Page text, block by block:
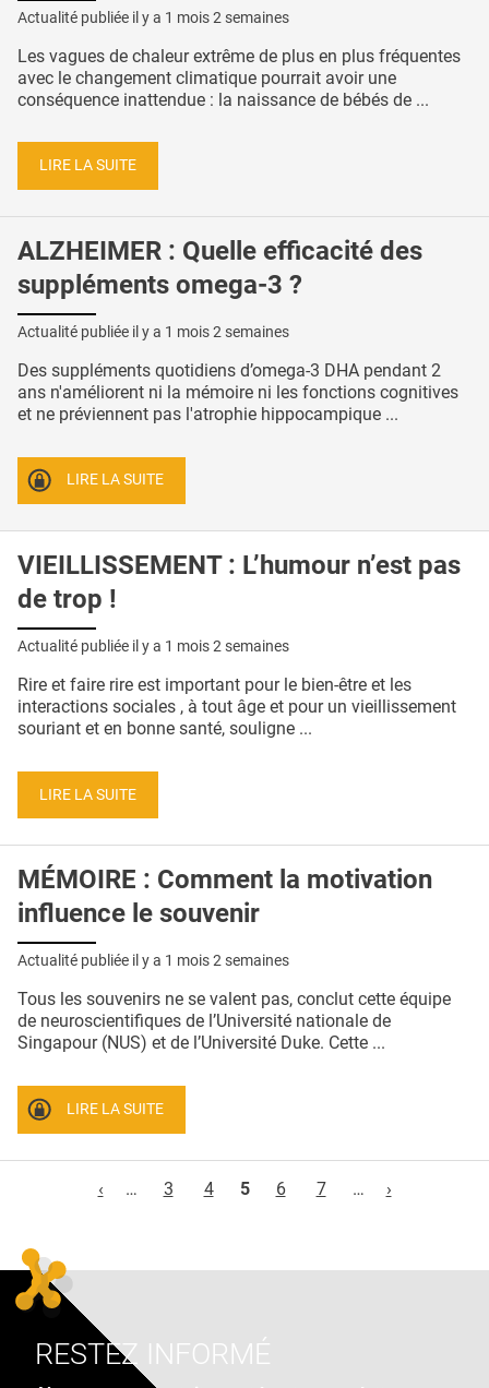
Actualité publiée il y a 1 mois 2 semaines
Les vagues de chaleur extrême de plus en plus fréquentes
avec le changement climatique pourrait avoir une
conséquence inattendue : la naissance de bébés de ...
LIRE LA SUITE
ALZHEIMER : Quelle efficacité des
suppléments omega-3 ?
Actualité publiée il y a 1 mois 2 semaines
Des suppléments quotidiens d’omega-3 DHA pendant 2
ans n'améliorent ni la mémoire ni les fonctions cognitives
et ne préviennent pas l'atrophie hippocampique ...
LIRE LA SUITE
VIEILLISSEMENT : L’humour n’est pas
de trop !
Actualité publiée il y a 1 mois 2 semaines
Rire et faire rire est important pour le bien-être et les
interactions sociales , à tout âge et pour un vieillissement
souriant et en bonne santé, souligne ...
LIRE LA SUITE
MÉMOIRE : Comment la motivation
influence le souvenir
Actualité publiée il y a 1 mois 2 semaines
Tous les souvenirs ne se valent pas, conclut cette équipe
de neuroscientifiques de l’Université nationale de
Singapour (NUS) et de l’Université Duke. Cette ...
LIRE LA SUITE
‹
… 3 4 5 6 7 … ›
RESTEZ INFORMÉ